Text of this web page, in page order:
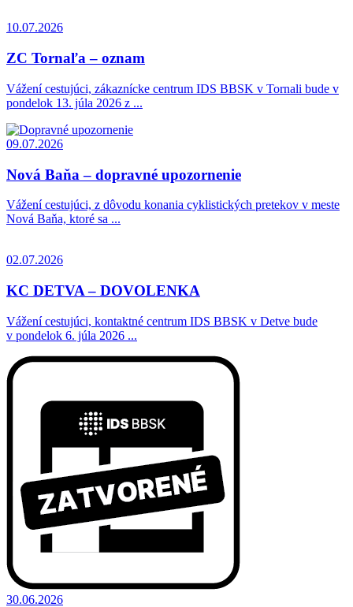
10.07.2026
ZC Tornaľa – oznam
Vážení cestujúci, zákaznícke centrum IDS BBSK v Tornali bude v
pondelok 13. júla 2026 z ...
09.07.2026
Nová Baňa – dopravné upozornenie
Vážení cestujúci, z dôvodu konania cyklistických pretekov v meste
Nová Baňa, ktoré sa ...
02.07.2026
KC DETVA – DOVOLENKA
Vážení cestujúci, kontaktné centrum IDS BBSK v Detve bude
v pondelok 6. júla 2026 ...
30.06.2026